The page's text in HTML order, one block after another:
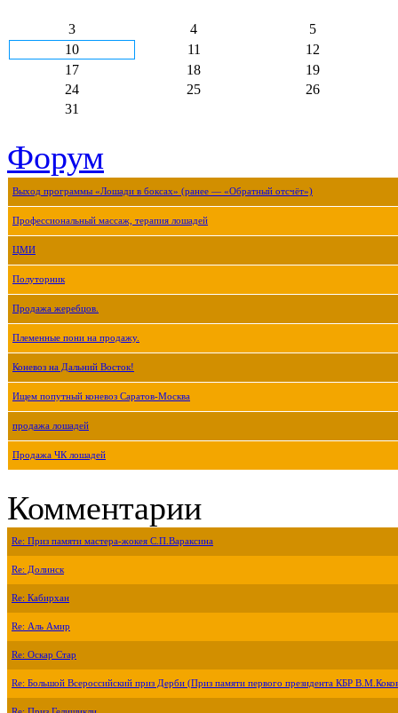
3 4
5
10
11
12
17
18
19
24
25
26
31
Форум
Выход программы «Лошади в боксах» (ранее — «Обратный отсчёт»)
Профессиональный массаж, терапия лошадей
ЦМИ
Полуторник
Продажа жеребцов.
Племенные пони на продажу.
Коневоз на Дальний Восток!
Ищем попутный коневоз Саратов-Москва
продажа лошадей
Продажа ЧК лошадей
Комментарии
Re: Приз памяти мастера-жокея С.П.Вараксина
Re: Долинск
Re: Кабирхан
Re: Аль Амир
Re: Оскар Стар
Re: Большой Всероссийский приз Дерби (Приз памяти первого президента КБР